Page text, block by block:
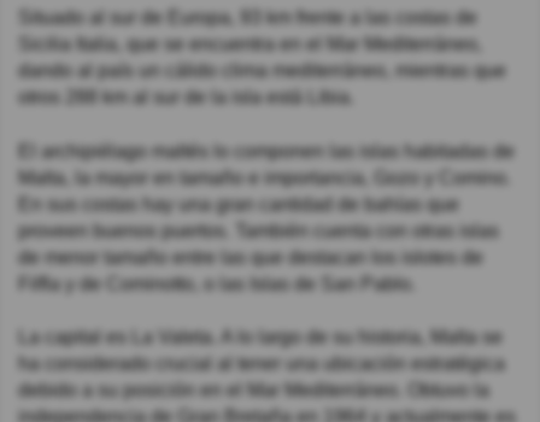
Situado al sur de Europa, 93 km frente a las costas de
Sicilia Italia, que se encuentra en el Mar Mediterráneo,
dando al país un cálido clima mediterráneo, mientras que
otros 288 km al sur de la isla está Libia.
El archipiélago maltés lo componen las islas habitadas de
Malta, la mayor en tamaño e importancia, Gozo y Comino.
En sus costas hay una gran cantidad de bahías que
proveen buenos puertos. También cuenta con otras islas
de menor tamaño entre las que destacan los islotes de
Filfla y de Cominotto, o las Islas de San Pablo.
La capital es La Valeta. A lo largo de su historia, Malta se
ha considerado crucial al tener una ubicación estratégica
debido a su posición en el Mar Mediterráneo. Obtuvo la
independencia de Gran Bretaña en 1964 y actualmente es